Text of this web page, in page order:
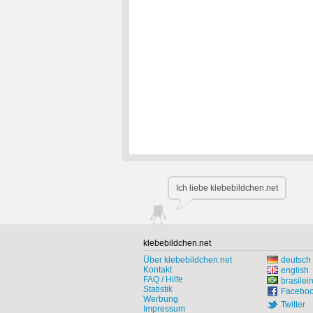
Ich liebe klebebildchen.net
klebebildchen.net
Über klebebildchen.net
Kontakt
FAQ / Hilfe
Statistik
Werbung
Impressum
deutsch
english
Twitter